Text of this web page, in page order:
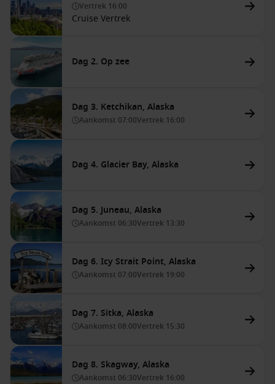
Vertrek 16:00
Cruise Vertrek
Dag 2. Op zee
Dag 3. Ketchikan, Alaska
Aankomst 07:00Vertrek 16:00
Dag 4. Glacier Bay, Alaska
Dag 5. Juneau, Alaska
Aankomst 06:30Vertrek 13:30
Dag 6. Icy Strait Point, Alaska
Aankomst 07:00Vertrek 19:00
Dag 7. Sitka, Alaska
Aankomst 08:00Vertrek 15:30
Dag 8. Skagway, Alaska
Aankomst 06:30Vertrek 16:00